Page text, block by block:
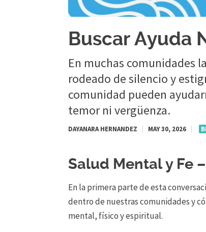
Buscar Ayuda
En muchas comunidades
rodeado de silencio y
comunidad pueden
temor ni vergüenza.
DAYANARA HERNANDEZ MAY 30, 2026
Salud Mental y Fe
En la primera parte de esta
dentro de nuestras comunidades y
mental, físico y espiritual.